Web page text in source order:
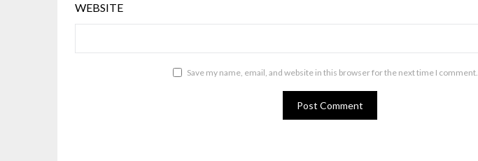
WEBSITE
Save my name, email, and website in this browser for the next time I comment.